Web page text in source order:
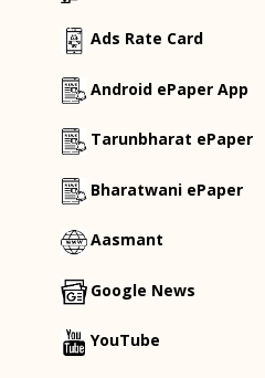
Ads Rate Card
Android ePaper App
Tarunbharat ePaper
Bharatwani ePaper
Aasmant
Google News
YouTube